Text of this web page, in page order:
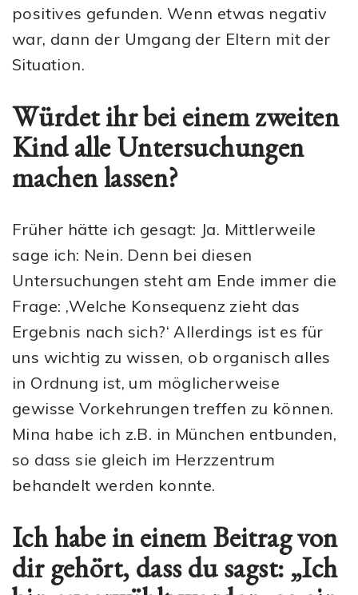
positives gefunden. Wenn etwas negativ
war, dann der Umgang der Eltern mit der
Situation.
Würdet ihr bei einem zweiten
Kind alle Untersuchungen
machen lassen?
Früher hätte ich gesagt: Ja. Mittlerweile
sage ich: Nein. Denn bei diesen
Untersuchungen steht am Ende immer die
Frage: ‚Welche Konsequenz zieht das
Ergebnis nach sich?‘ Allerdings ist es für
uns wichtig zu wissen, ob organisch alles
in Ordnung ist, um möglicherweise
gewisse Vorkehrungen treffen zu können.
Mina habe ich z.B. in München entbunden,
so dass sie gleich im Herzzentrum
behandelt werden konnte.
Ich habe in einem Beitrag von
dir gehört, dass du sagst: „Ich